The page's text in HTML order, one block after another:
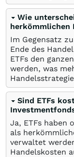
Wie
herkömmlichen
Im Gegensatz
Ende des
ETFs den
werden, was
Sind ETFs
Ja, ETFs haben
als
verwaltet
Handelskosten